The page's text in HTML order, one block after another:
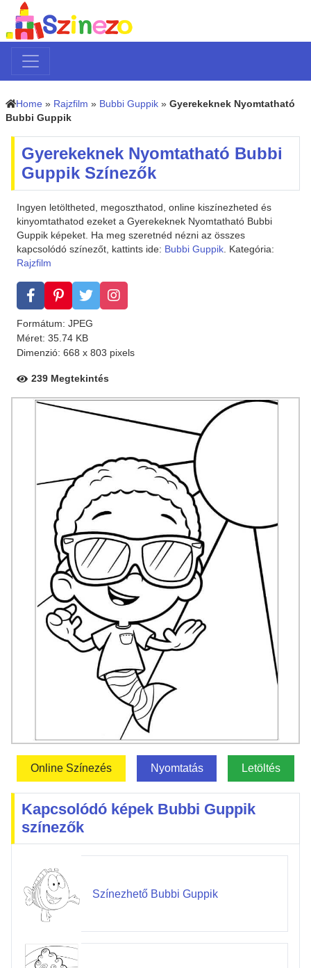
Home » Rajzfilm » Bubbi Guppik » Gyerekeknek Nyomtatható
Bubbi Guppik
Gyerekeknek Nyomtatható Bubbi
Guppik Színezők
Ingyen letöltheted, megoszthatod, online kiszínezheted és
kinyomtathatod ezeket a Gyerekeknek Nyomtatható Bubbi
Guppik képeket. Ha meg szeretnéd nézni az összes
kapcsolódó színezőt, kattints ide: Bubbi Guppik. Kategória:
Rajzfilm
Formátum: JPEG
Méret: 35.74 KB
Dimenzió: 668 x 803 pixels
239 Megtekintés
Online Színezés Nyomtatás Letöltés
Kapcsolódó képek Bubbi Guppik
színezők
Színezhető Bubbi Guppik